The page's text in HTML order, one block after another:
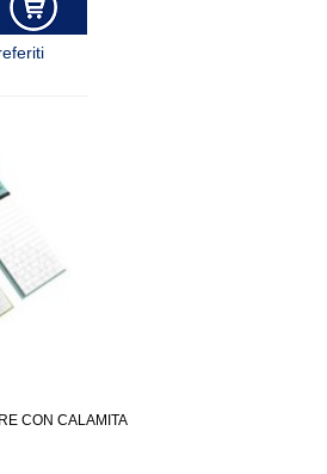
CON CALAMITA